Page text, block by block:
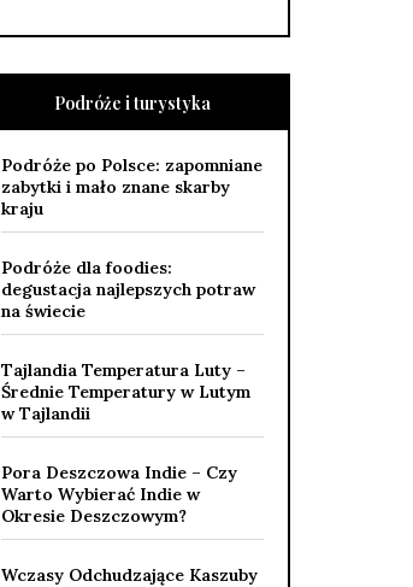
Podróże i turystyka
Podróże po Polsce: zapomniane
zabytki i mało znane skarby
kraju
Podróże dla foodies:
degustacja najlepszych potraw
na świecie
Tajlandia Temperatura Luty –
Średnie Temperatury w Lutym
w Tajlandii
Pora Deszczowa Indie – Czy
Warto Wybierać Indie w
Okresie Deszczowym?
Wczasy Odchudzające Kaszuby